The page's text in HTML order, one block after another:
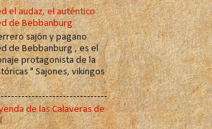
el audaz, el auténtico
de Bebbanburg
sajón y pagano
de Bebbanburg , es el
protagonista de la
" Sajones, vikingos
de las Calaveras de